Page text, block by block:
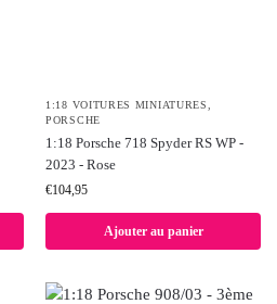
1:18 VOITURES MINIATURES
PORSCHE
1:18 Porsche 718 Spyder RS WP -
2023 - Rose
€104,95
Ajouter au panier